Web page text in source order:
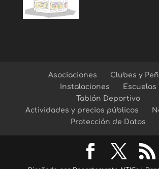
Asociaciones
Clubes y
Instalaciones
Escuelas
Tablón Deportivo
Actividades y precios públicos
Protección de Datos